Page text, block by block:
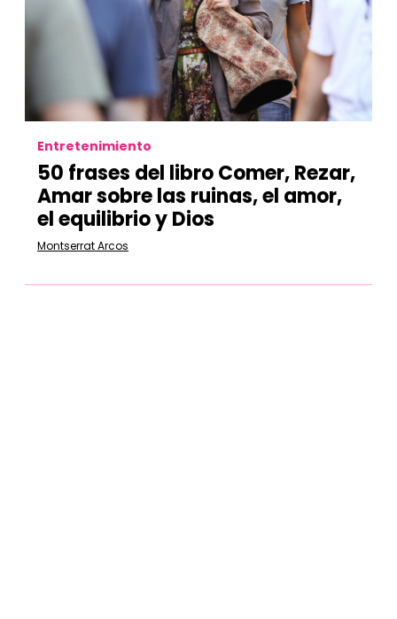
Entretenimiento
50 frases del libro Comer, Rezar,
Amar sobre las ruinas, el amor,
el equilibrio y Dios
Montserrat Arcos